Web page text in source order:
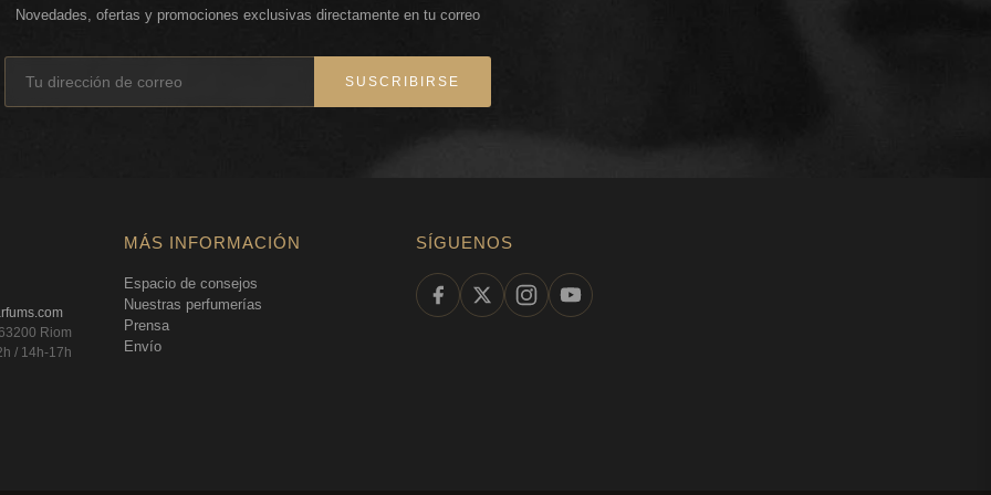
La Lotion Nectar de Miel Abeille Royale, un
potenciador de firmeza
La Lotion Nectar de Miel Abeille Royale de Guerlain optimiza la eficacia de su
La Lotion Abeille Royale de Guerlain
La primera loción activa derivada del poder reparador de los productos de
Novedades, ofertas y promociones exclusivas directamente en tu correo
SUSCRIBIRSE
Riom
/ 14h-17h
MÁS INFORMACIÓN
Espacio de consejos
Nuestras perfumerías
Prensa
Envío
SÍGUENOS